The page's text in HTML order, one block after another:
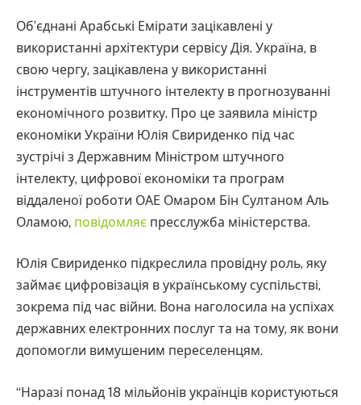
Об’єднані Арабські Емірати зацікавлені у
використанні архітектури сервісу Дія. Україна, в
свою чергу, зацікавлена у використанні
інструментів штучного інтелекту в прогнозуванні
економічного розвитку. Про це заявила міністр
економіки України Юлія Свириденко під час
зустрічі з Державним Міністром штучного
інтелекту, цифрової економіки та програм
віддаленої роботи ОАЕ Омаром Бін Султаном Аль
Оламою, повідомляє пресслужба міністерства.
Юлія Свириденко підкреслила провідну роль, яку
займає цифровізація в українському суспільстві,
зокрема під час війни. Вона наголосила на успіхах
державних електронних послуг та на тому, як вони
допомогли вимушеним переселенцям.
“Наразі понад 18 мільйонів українців користуються